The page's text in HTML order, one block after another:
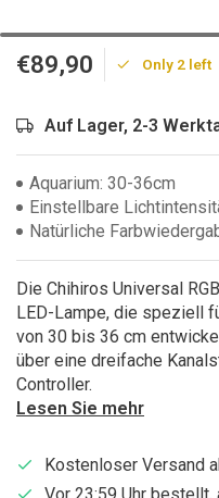
€89,90 Only 2 left
Auf Lager, 2-3
Aquarium: 30-36cm
Einstellbare
Natürliche
Die Chihiros Universal
LED-Lampe, die speziell
von 30 bis 36 cm
über eine dreifache
Controller.
Lesen Sie mehr
Kostenloser Versand